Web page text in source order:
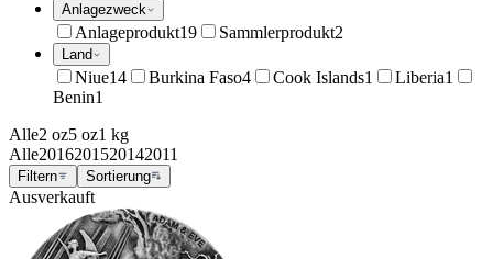
Anlagezweck
Anlageprodukt19 Sammlerprodukt2
Land
Niue14 Burkina Faso4 Cook Islands1 Liberia1
Benin1
Alle2 oz5 oz1 kg
Alle2016201520142011
Filtern Sortierung
Ausverkauft